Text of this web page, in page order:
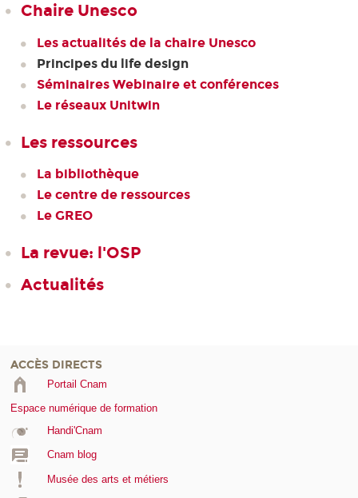
Chaire Unesco
Les actualités de la chaire Unesco
Principes du life design
Séminaires Webinaire et conférences
Le réseaux Unitwin
Les ressources
La bibliothèque
Le centre de ressources
Le GREO
La revue: l'OSP
Actualités
ACCÈS DIRECTS
Portail Cnam
Espace numérique de formation
Handi'Cnam
Cnam blog
Musée des arts et métiers